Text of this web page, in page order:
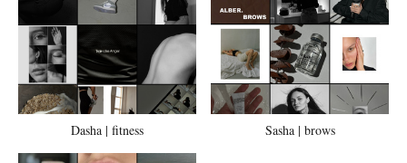
Dasha | fitness Sasha | brows